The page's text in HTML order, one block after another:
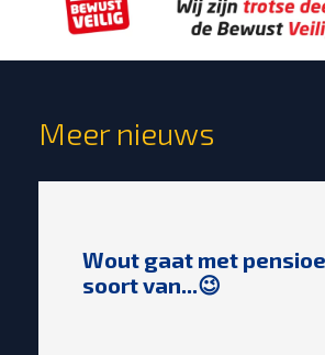
Meer nieuws
Wout gaat met
soort van...😉